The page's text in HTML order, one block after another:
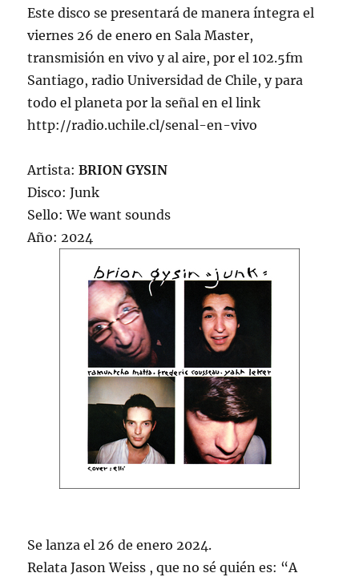
Este disco se presentará de manera íntegra el
viernes 26 de enero en Sala Master,
transmisión en vivo y al aire, por el 102.5fm
Santiago, radio Universidad de Chile, y para
todo el planeta por la señal en el link
http://radio.uchile.cl/senal-en-vivo
Artista:BRION GYSIN
Disco: Junk
Sello: We want sounds
Año: 2024
Se lanza el 26 de enero 2024.
Relata Jason Weiss , que no sé quién es: “A